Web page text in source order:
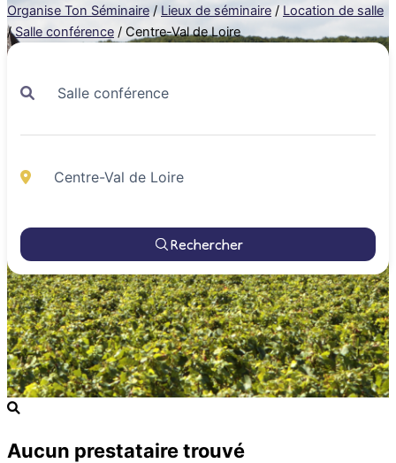
Organise Ton Séminaire / Lieux de séminaire / Location de salle
/ Salle conférence / Centre-Val de Loire
Rechercher
Aucun prestataire trouvé